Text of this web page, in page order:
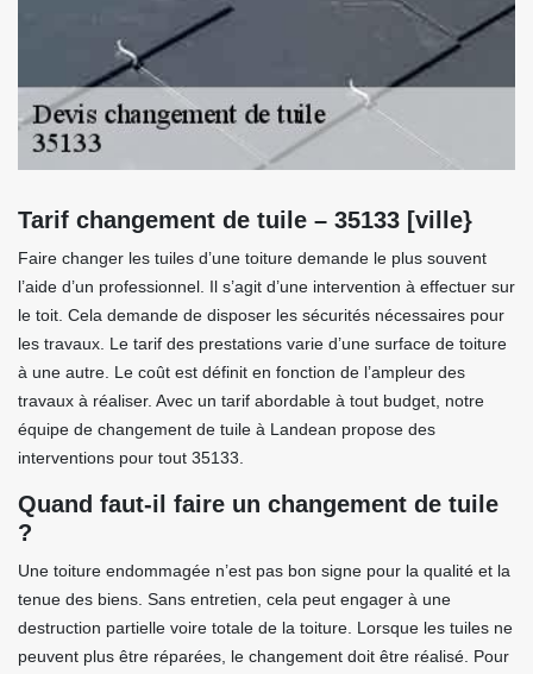
Tarif changement de tuile – 35133 [ville}
Faire changer les tuiles d’une toiture demande le plus souvent
l’aide d’un professionnel. Il s’agit d’une intervention à effectuer sur
le toit. Cela demande de disposer les sécurités nécessaires pour
les travaux. Le tarif des prestations varie d’une surface de toiture
à une autre. Le coût est définit en fonction de l’ampleur des
travaux à réaliser. Avec un tarif abordable à tout budget, notre
équipe de changement de tuile à Landean propose des
interventions pour tout 35133.
Quand faut-il faire un changement de tuile
?
Une toiture endommagée n’est pas bon signe pour la qualité et la
tenue des biens. Sans entretien, cela peut engager à une
destruction partielle voire totale de la toiture. Lorsque les tuiles ne
peuvent plus être réparées, le changement doit être réalisé. Pour